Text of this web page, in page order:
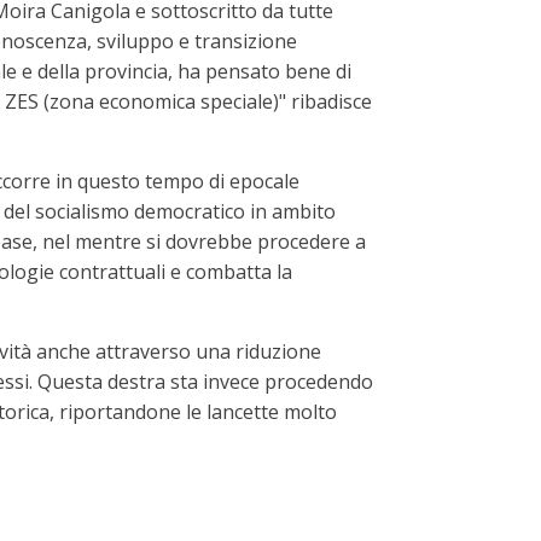
Canigola e sottoscritto da tutte
sviluppo e transizione
e della provincia, ha pensato bene di
(zona economica speciale)" ribadisce
in questo tempo di epocale
socialismo democratico in ambito
nel mentre si dovrebbe procedere a
contrattuali e combatta la
anche attraverso una riduzione
Questa destra sta invece procedendo
riportandone le lancette molto